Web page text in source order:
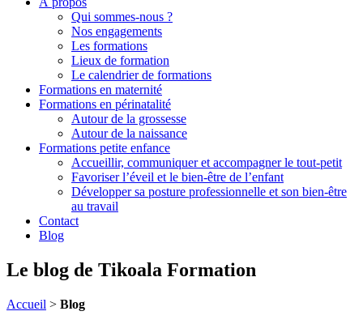
Qui sommes-nous ?
Nos engagements
Les formations
Lieux de formation
Le calendrier de formations
Formations en maternité
Formations en périnatalité
Autour de la grossesse
Autour de la naissance
Formations petite enfance
Accueillir, communiquer et accompagner le tout-petit
Favoriser l’éveil et le bien-être de l’enfant
Développer sa posture professionnelle et son bien-être
au travail
Contact
Blog
Le blog de Tikoala Formation
Accueil > Blog